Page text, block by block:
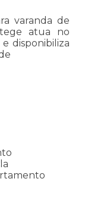
varanda de
atua no
disponibiliza